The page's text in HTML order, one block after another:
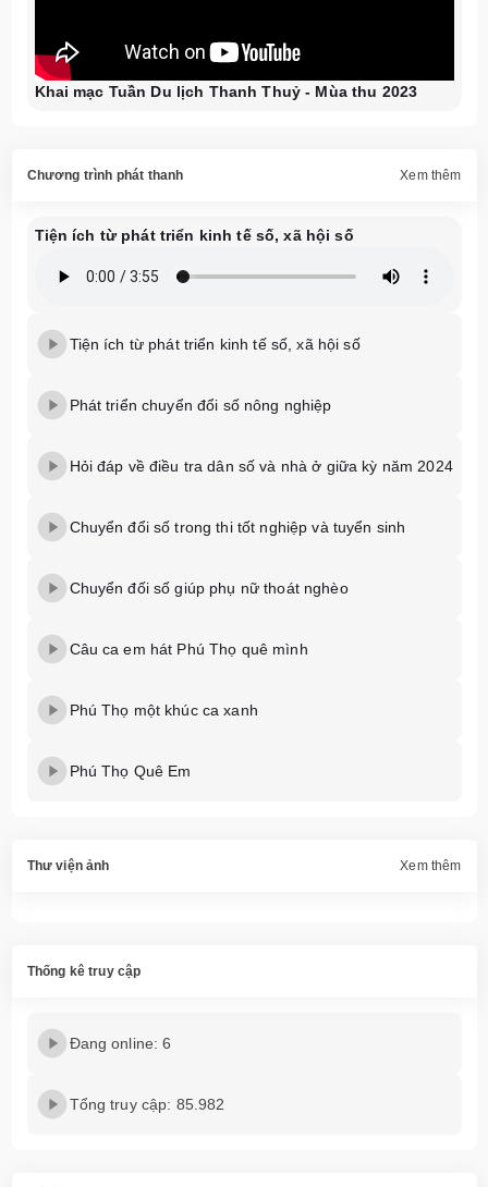
Khai mạc Tuần Du lịch Thanh Thuỷ - Mùa thu 2023
Chương trình phát thanh Xem thêm
Tiện ích từ phát triển kinh tế số, xã hội số
Tiện ích từ phát triển kinh tế số, xã hội số
Phát triển chuyển đổi số nông nghiệp
Hỏi đáp về điều tra dân số và nhà ở giữa kỳ năm 2024
Chuyển đổi số trong thi tốt nghiệp và tuyển sinh
Chuyển đối số giúp phụ nữ thoát nghèo
Câu ca em hát Phú Thọ quê mình
Phú Thọ một khúc ca xanh
Phú Thọ Quê Em
Thư viện ảnh Xem thêm
Thống kê truy cập
Đang online: 6
Tổng truy cập: 85.982